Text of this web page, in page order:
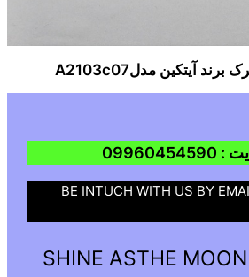
BE INTUCH WITH US BY
SHINE ASTHE